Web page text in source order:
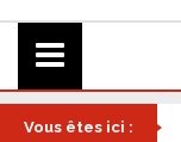
Vous êtes ici :